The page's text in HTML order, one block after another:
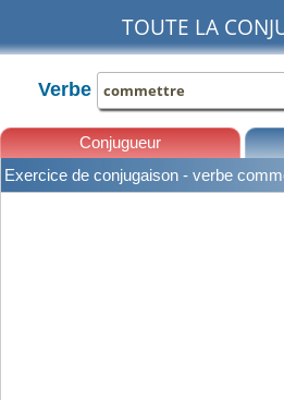
TOUTE LA
Verbe
Conjugueur
Exercice de conjugaison - verbe